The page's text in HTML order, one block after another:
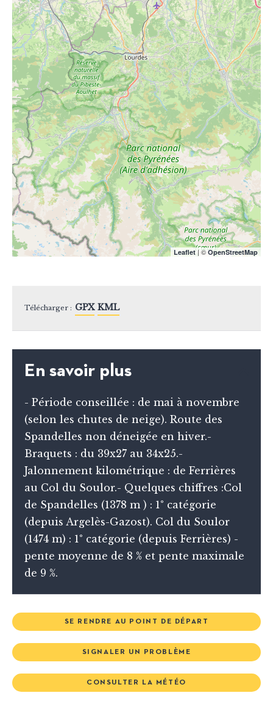
Leaflet| ©OpenStreetMap
Télécharger : GPX KML
En savoir plus
- Période conseillée : de mai à novembre
(selon les chutes de neige). Route des
Spandelles non déneigée en hiver.-
Braquets : du 39x27 au 34x25.-
Jalonnement kilométrique : de Ferrières
au Col du Soulor.- Quelques chiffres :Col
de Spandelles (1378 m ) : 1° catégorie
(depuis Argelès-Gazost). Col du Soulor
(1474 m) : 1° catégorie (depuis Ferrières) -
pente moyenne de 8 % et pente maximale
de 9 %.
SE RENDRE AU POINT DE DÉPART
SIGNALER UN PROBLÈME
CONSULTER LA MÉTÉO